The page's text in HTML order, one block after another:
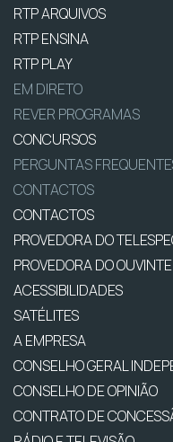
RTP ARQUIVOS
RTP ENSINA
RTP PLAY
EM DIRETO
REVER PROGRAMAS
CONCURSOS
PERGUNTAS
CONTACTOS
CONTACTOS
PROVEDORA DO
PROVEDORA DO OUVINTE
ACESSIBILIDADES
SATÉLITES
A EMPRESA
CONSELHO GERAL
CONSELHO DE OPINIÃO
CONTRATO DE